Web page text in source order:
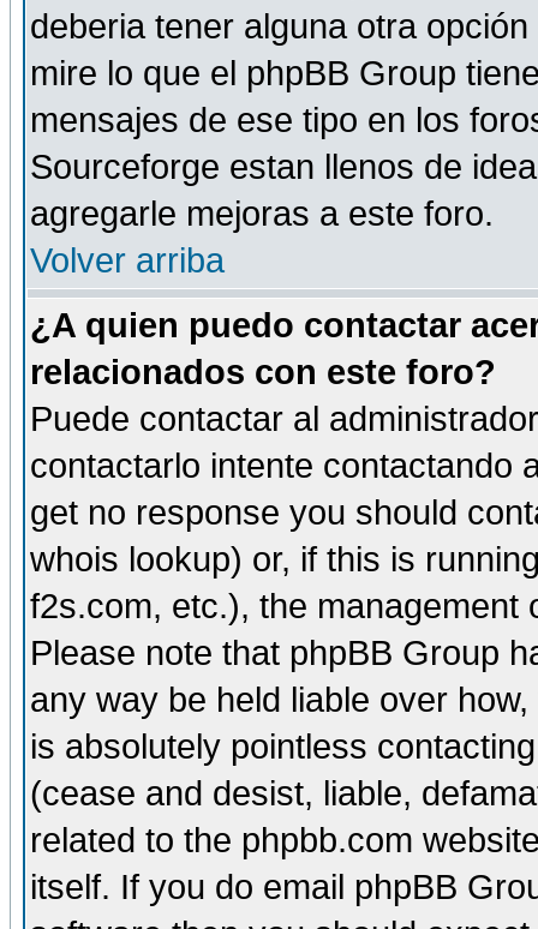
deberia tener alguna otra
mire lo que el phpBB Group
mensajes de ese tipo en los
Sourceforge estan llenos de
agregarle mejoras a este foro.
Volver arriba
¿A quien puedo contactar
relacionados con este foro?
Puede contactar al
contactarlo intente contactando
get no response you should
whois lookup) or, if this is
f2s.com, etc.), the management
Please note that phpBB Group
any way be held liable over
is absolutely pointless
(cease and desist, liable,
related to the phpbb.com
itself. If you do email phpBB